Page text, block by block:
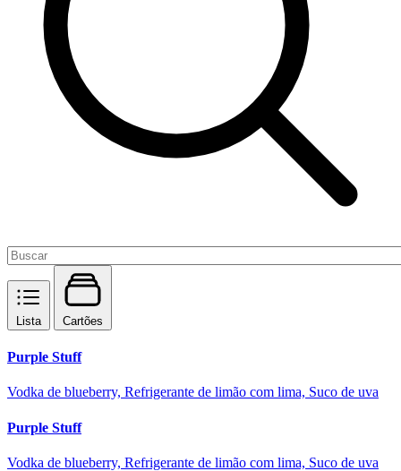
Lista Cartões
Purple Stuff
Vodka de blueberry, Refrigerante de limão com lima, Suco de uva
Purple Stuff
Vodka de blueberry, Refrigerante de limão com lima, Suco de uva